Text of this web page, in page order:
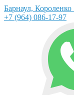
Барнаул, Короленко
+7 (964) 086-17-97